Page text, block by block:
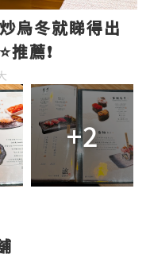
烏冬就睇得出
薦❗
+2